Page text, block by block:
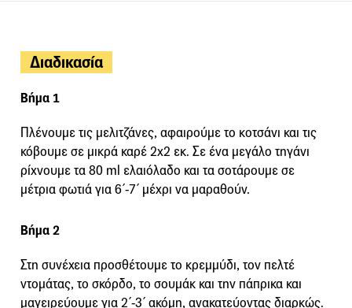
Διαδικασία
Βήμα 1
Πλένουμε τις μελιτζάνες, αφαιρούμε το κοτσάνι και τις
κόβουμε σε μικρά καρέ 2x2 εκ. Σε ένα μεγάλο τηγάνι
ρίχνουμε τα 80 ml ελαιόλαδο και τα σοτάρουμε σε
μέτρια φωτιά για 6΄-7΄ μέχρι να μαραθούν.
Βήμα 2
Στη συνέχεια προσθέτουμε το κρεμμύδι, τον πελτέ
ντομάτας, το σκόρδο, το σουμάκ και την πάπρικα και
μαγειρεύουμε για 2΄-3΄ ακόμη, ανακατεύοντας διαρκώς.